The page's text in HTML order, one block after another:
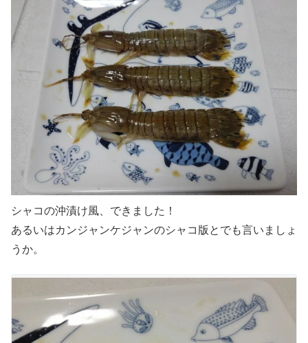
シャコの沖漬け風、できました！
あるいはカンジャンケジャンのシャコ版とでも言いましょ
うか。